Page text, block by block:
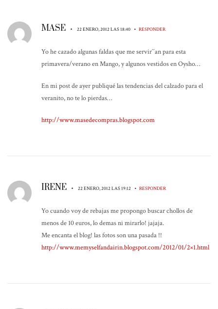
MASE • 22 ENERO, 2012 LAS 18:40 • RESPONDER
Yo he cazado algunas faldas que me servir´´an para esta
primavera/verano en Mango, y algunos vestidos en Oysho…
En mi post de ayer publiqué las tendencias del calzado para el
veranito, no te lo pierdas…
http://www.masedecompras.blogspot.com
IRENE • 22 ENERO, 2012 LAS 19:12 • RESPONDER
Yo cuando voy de rebajas me propongo buscar chollos de
menos de 10 euros, lo demas ni mirarlo! jajaja.
Me encanta el blog! las fotos son una pasada !!
http://www.memyselfandairin.blogspot.com/2012/01/2×1.html